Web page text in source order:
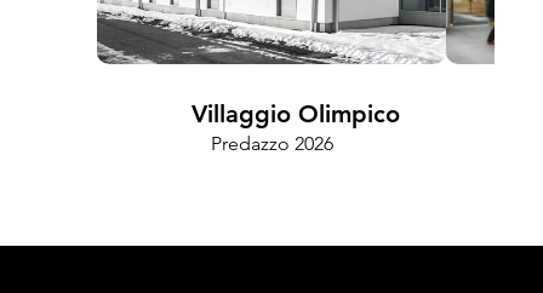
Villaggio Olimpico
Predazzo 2026